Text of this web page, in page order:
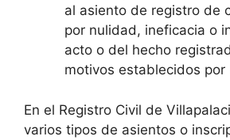
al asiento de registro de
por nulidad, ineficacia o
acto o del hecho
motivos establecidos por
En el Registro Civil de
varios tipos de asientos o